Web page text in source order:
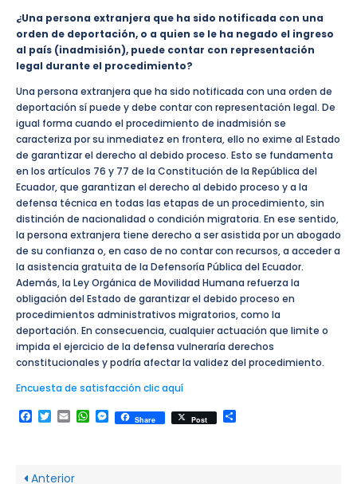
¿Una persona extranjera que ha sido notificada con una
orden de deportación, o a quien se le ha negado el ingreso
al país (inadmisión), puede contar con representación
legal durante el procedimiento?
Una persona extranjera que ha sido notificada con una orden de
deportación sí puede y debe contar con representación legal. De
igual forma cuando el procedimiento de inadmisión se
caracteriza por su inmediatez en frontera, ello no exime al Estado
de garantizar el derecho al debido proceso. Esto se fundamenta
en los artículos 76 y 77 de la Constitución de la República del
Ecuador, que garantizan el derecho al debido proceso y a la
defensa técnica en todas las etapas de un procedimiento, sin
distinción de nacionalidad o condición migratoria. En ese sentido,
la persona extranjera tiene derecho a ser asistida por un abogado
de su confianza o, en caso de no contar con recursos, a acceder a
la asistencia gratuita de la Defensoría Pública del Ecuador.
Además, la Ley Orgánica de Movilidad Humana refuerza la
obligación del Estado de garantizar el debido proceso en
procedimientos administrativos migratorios, como la
deportación. En consecuencia, cualquier actuación que limite o
impida el ejercicio de la defensa vulneraría derechos
constitucionales y podría afectar la validez del procedimiento.
Encuesta de satisfacción clic aquí
Facebook
Twitter
EmailWhatsApp
Messenger
Share Post
Anterior